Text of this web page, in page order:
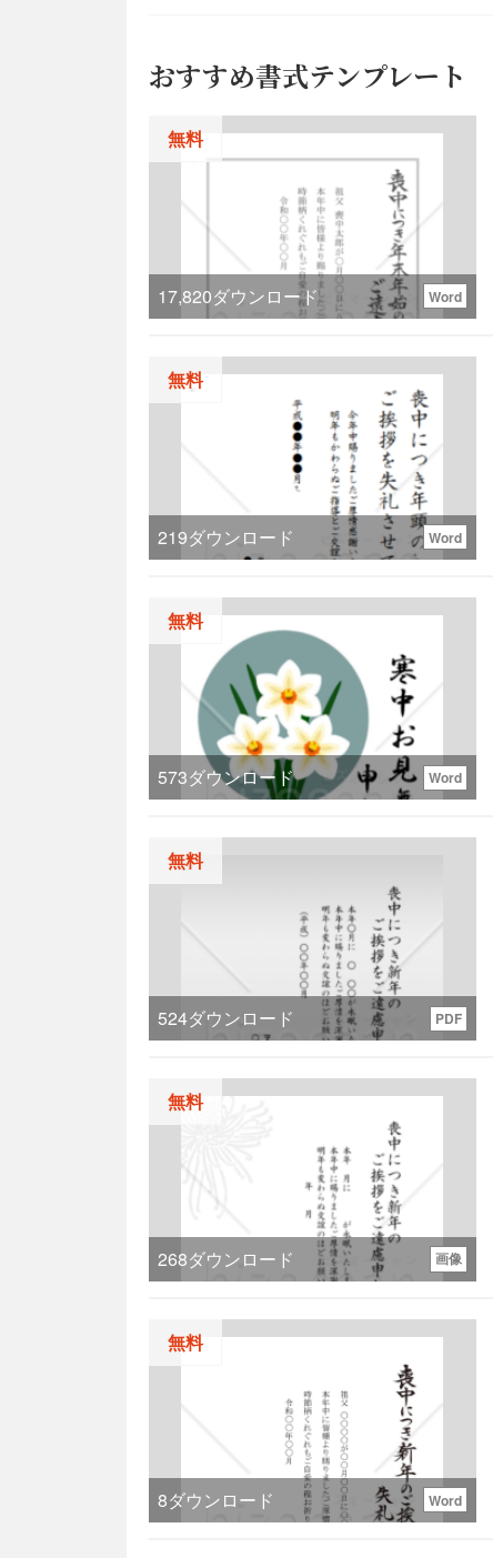
おすすめ書式テンプレート
無料
17,820ダウンロード Word
無料
219ダウンロード Word
無料
573ダウンロード Word
無料
524ダウンロード PDF
無料
268ダウンロード 画像
無料
8ダウンロード Word